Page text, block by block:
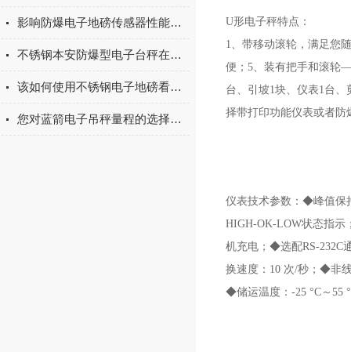
影响防爆电子地磅传感器性能的原因分析
不锈钢本安防爆型电子台秤在化工行业的应用
该如何使用不锈钢电子地磅看看本篇你就知道了
您对蓝箭电子吊秤量程的选择了解多少
U形电子秤特点：
1、带移动滚轮，满足您
便；5、装有把手和滚轮
台、引坡1块、仪表1台
择带打印功能仪表或者防
仪表技术参数：◆峰值保
HIGH-OK-LOW状态指
机充电；◆选配RS-232C
换速度：10 次/秒；◆非
◆储运温度：-25 °C～55